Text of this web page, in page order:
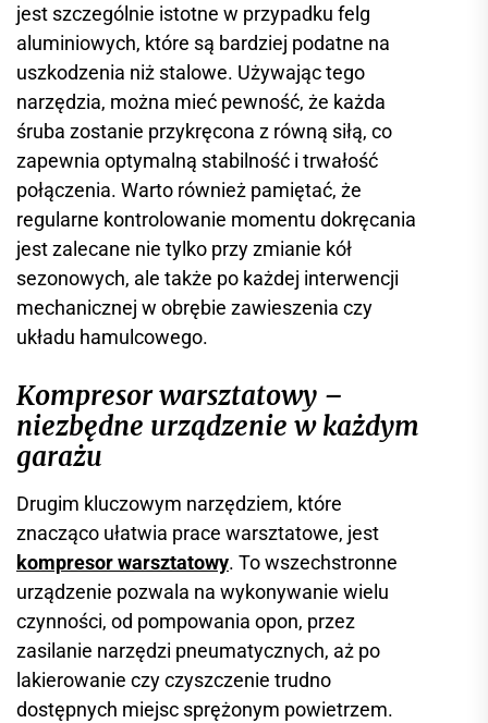
jest szczególnie istotne w przypadku felg
aluminiowych, które są bardziej podatne na
uszkodzenia niż stalowe. Używając tego
narzędzia, można mieć pewność, że każda
śruba zostanie przykręcona z równą siłą, co
zapewnia optymalną stabilność i trwałość
połączenia. Warto również pamiętać, że
regularne kontrolowanie momentu dokręcania
jest zalecane nie tylko przy zmianie kół
sezonowych, ale także po każdej interwencji
mechanicznej w obrębie zawieszenia czy
układu hamulcowego.
Kompresor warsztatowy –
niezbędne urządzenie w każdym
garażu
Drugim kluczowym narzędziem, które
znacząco ułatwia prace warsztatowe, jest
kompresor warsztatowy. To wszechstronne
urządzenie pozwala na wykonywanie wielu
czynności, od pompowania opon, przez
zasilanie narzędzi pneumatycznych, aż po
lakierowanie czy czyszczenie trudno
dostępnych miejsc sprężonym powietrzem.